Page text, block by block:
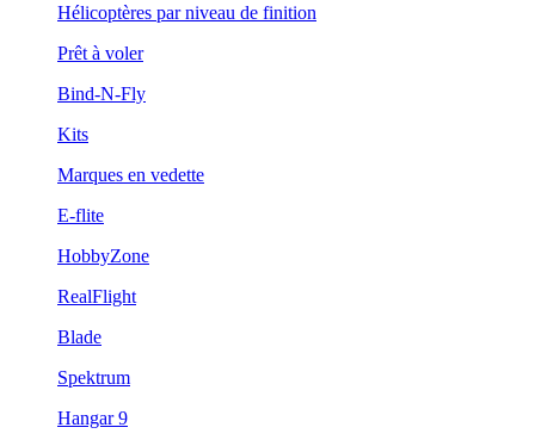
Hélicoptères par niveau de finition
Prêt à voler
Bind-N-Fly
Kits
Marques en vedette
E-flite
HobbyZone
RealFlight
Blade
Spektrum
Hangar 9